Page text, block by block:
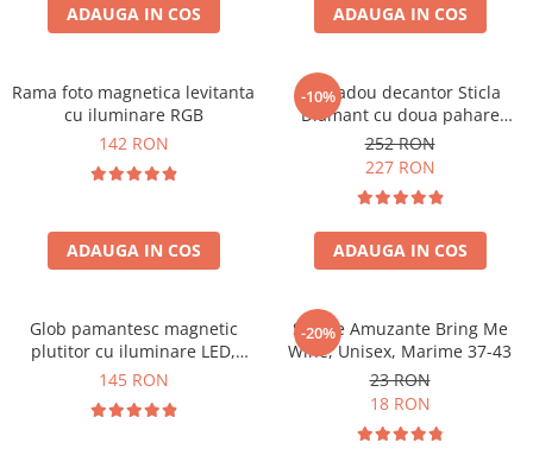
Cadouri Fete
Cadouri Haioase
Cadouri de Casa Noua
Cadouri Majorat
Cadouri pentru Bunici
Cadouri pentru Prieteni
Cel ce are tot
Cadouri Nunta si Cununie civila
Cani si Termosuri
Produse pentru Calatorie
Seturi de caligrafie
Cadouri Sfantul Alexandru
Cadouri Constantin si Elena
Cadouri Sfanta Maria
Cadouri Sfintii Mihail si Gavriil
ADAUGA IN COS ADAUGA IN COS
Rama foto magnetica levitanta
cu iluminare RGB
142 RON
ADAUGA IN COS
-10%
Set cadou decantor Sticla
Diamant cu doua pahare
Deluxe
252 RON
227 RON
ADAUGA IN COS
Glob pamantesc magnetic
plutitor cu iluminare LED,
Forma C
145 RON
-20%
Sosete Amuzante Bring Me
Wine, Unisex, Marime 37-43
23 RON
18 RON